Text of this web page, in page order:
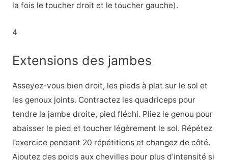
la fois le toucher droit et le toucher gauche).
4
Extensions des jambes
Asseyez-vous bien droit, les pieds à plat sur le sol et
les genoux joints. Contractez les quadriceps pour
tendre la jambe droite, pied fléchi. Pliez le genou pour
abaisser le pied et toucher légèrement le sol. Répétez
l’exercice pendant 20 répétitions et changez de côté.
Ajoutez des poids aux chevilles pour plus d’intensité si